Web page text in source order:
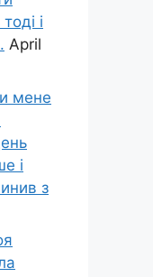
і
April
мене
і
з